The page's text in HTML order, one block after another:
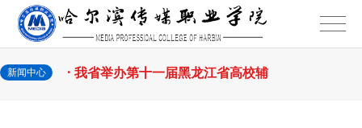
新闻中心
话 2026-07-31
· 省教育厅举行树立和践行正确政绩
观学习教育 2026-07-31
· 我省举办第十一届黑龙江省高校辅